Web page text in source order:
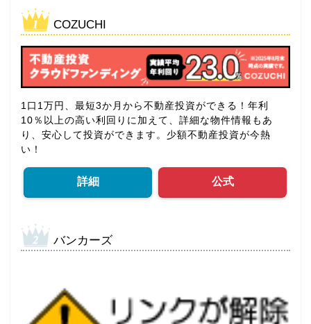
COZUCHI
1口1万円、最短3か月から不動産投資ができる！年利
10％以上の高い利回りに加えて、詳細な物件情報もあ
り、安心して投資ができます。少額不動産投資が今熱
い！
詳細 公式
バンカーズ